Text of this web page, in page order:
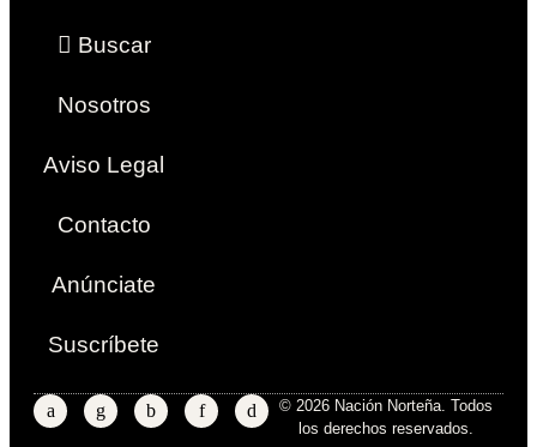
Buscar
Nosotros
Aviso Legal
Contacto
Anúnciate
Suscríbete
© 2026 Nación Norteña. Todos
los derechos reservados.